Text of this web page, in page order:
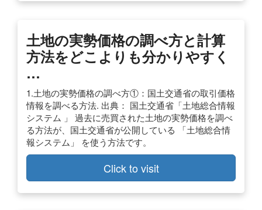
土地の実勢価格の調べ方と計算
方法をどこよりも分かりやすく
…
1.土地の実勢価格の調べ方①：国土交通省の取引価格
情報を調べる方法. 出典： 国土交通省「土地総合情報
システム 」 過去に売買された土地の実勢価格を調べ
る方法が、国土交通省が公開している 「土地総合情
報システム」 を使う方法です。
Click to visit